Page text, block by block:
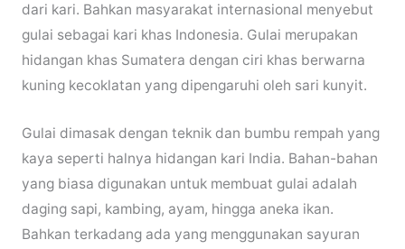
dari kari. Bahkan masyarakat internasional menyebut
gulai sebagai kari khas Indonesia. Gulai merupakan
hidangan khas Sumatera dengan ciri khas berwarna
kuning kecoklatan yang dipengaruhi oleh sari kunyit.
Gulai dimasak dengan teknik dan bumbu rempah yang
kaya seperti halnya hidangan kari India. Bahan-bahan
yang biasa digunakan untuk membuat gulai adalah
daging sapi, kambing, ayam, hingga aneka ikan.
Bahkan terkadang ada yang menggunakan sayuran